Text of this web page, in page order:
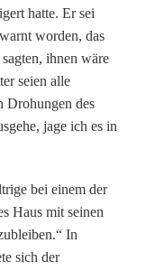
hatte. Er sei
worden, das
ihnen wäre
seien alle
Drohungen des
jage ich es in
bei einem der
Haus mit seinen
In
sich der